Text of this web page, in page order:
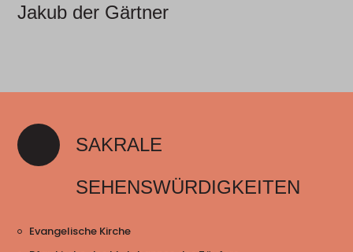
Jakub der Gärtner
SAKRALE
SEHENSWÜRDIGKEITEN
Evangelische Kirche